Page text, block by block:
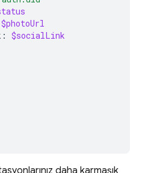
$photoUrl
: $socialLink
daha karmaşık